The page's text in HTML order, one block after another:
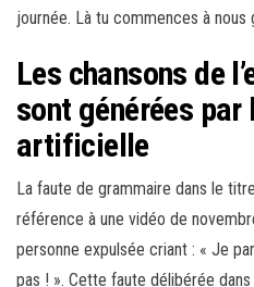
journée. Là tu commences à nous
Les chansons de
sont générées par
artificielle
La faute de grammaire dans le
référence à une vidéo de
personne expulsée criant : « Je
pas ! ». Cette faute délibérée